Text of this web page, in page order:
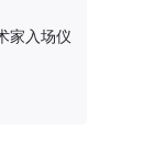
家入场仪